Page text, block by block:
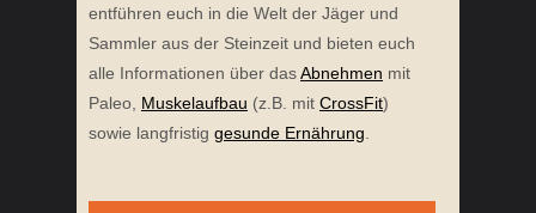
entführen euch in die Welt der Jäger und
Sammler aus der Steinzeit und bieten euch
alle Informationen über dasAbnehmen mit
Paleo, Muskelaufbau (z.B. mit CrossFit)
sowie langfristig gesunde Ernährung